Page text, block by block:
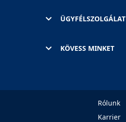
ÜGYFÉLSZOLGÁLAT
KÖVESS MINKET
Rólunk
Karrier